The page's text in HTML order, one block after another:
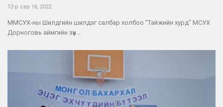
12-р сар 16, 2022
ММСУХ-ны Шилдгийн шилдэг салбар холбоо “Тайжийн хурд” МСУХ
Дорноговь аймгийн зүүн...